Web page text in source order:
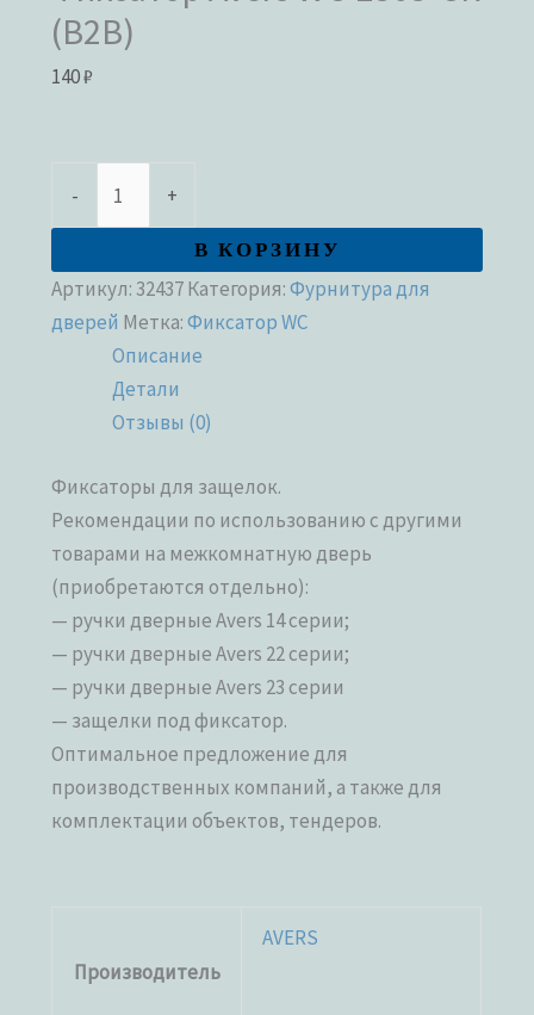
(B2B)
140₽
- +
В КОРЗИНУ
Артикул:32437Категория:Фурнитура для
дверей Метка:Фиксатор WC
Описание
Детали
Отзывы (0)
Фиксаторы для защелок.
Рекомендации по использованию с другими
товарами на межкомнатную дверь
(приобретаются отдельно):
— ручки дверные Avers 14 серии;
— ручки дверные Avers 22 серии;
— ручки дверные Avers 23 серии
— защелки под фиксатор.
Оптимальное предложение для
производственных компаний, а также для
комплектации объектов, тендеров.
Производитель
AVERS